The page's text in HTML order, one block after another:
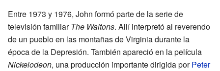
Entre 1973 y 1976, John formó parte de la serie de
televisión familiarThe Waltons. Allí interpretó al reverendo
de un pueblo en las montañas de Virginia durante la
época de la Depresión. También apareció en la película
Nickelodeon, una producción importante dirigida porPeter